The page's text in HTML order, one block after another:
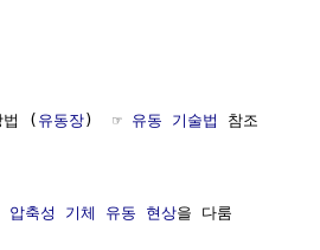
법 (유동장)  ☞ 유동 기술법 참조
압축성 기체 유동 현상을 다룸